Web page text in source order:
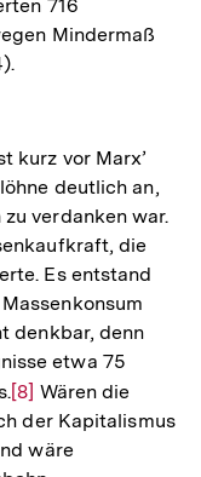
716
Mindermaß
kurz vor Marx’
deutlich an,
verdanken war.
die
Es entstand
denkbar, denn
etwa 75
Zur
Auflösung
der
[8] Wären die
der Kapitalismus
wäre